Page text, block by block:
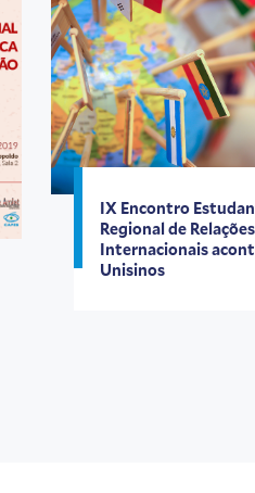
IX Encontro
Regional de Relações
Internacionais
Unisinos